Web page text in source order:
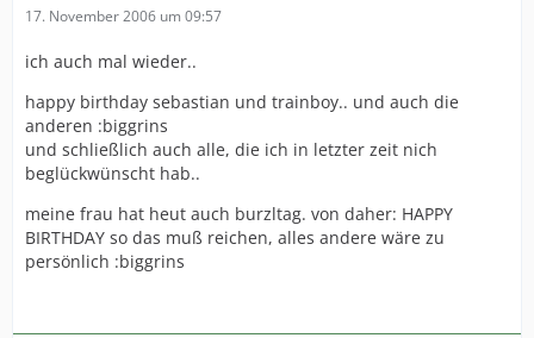
17. November 2006 um 09:57
ich auch mal wieder..
happy birthday sebastian und trainboy.. und auch die
anderen :biggrins
und schließlich auch alle, die ich in letzter zeit nich
beglückwünscht hab..
meine frau hat heut auch burzltag. von daher: HAPPY
BIRTHDAY so das muß reichen, alles andere wäre zu
persönlich :biggrins